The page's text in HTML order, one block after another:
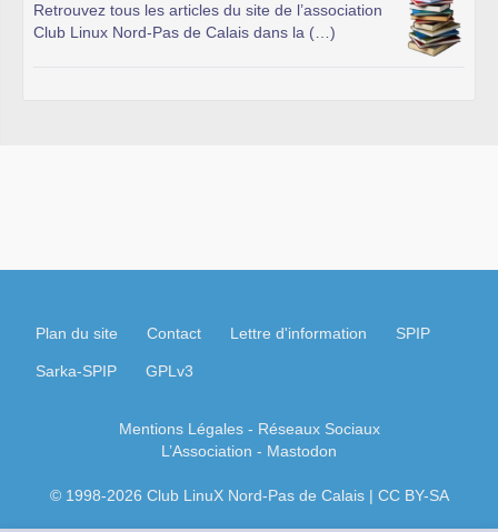
Retrouvez tous les articles du site de l’association
Club Linux Nord-Pas de Calais dans la (…)
Plan du site Contact Lettre d'information SPIP
Sarka-SPIP GPLv3
Mentions Légales- Réseaux Sociaux
L’Association - Mastodon
© 1998-2026 Club LinuX Nord-Pas de Calais | CC BY-SA